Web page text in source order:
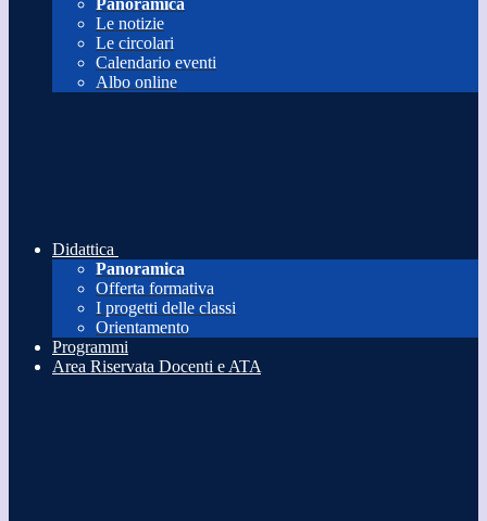
Panoramica
Le notizie
Le circolari
Calendario eventi
Albo online
Didattica
Panoramica
Offerta formativa
I progetti delle classi
Orientamento
Programmi
Area Riservata Docenti e ATA